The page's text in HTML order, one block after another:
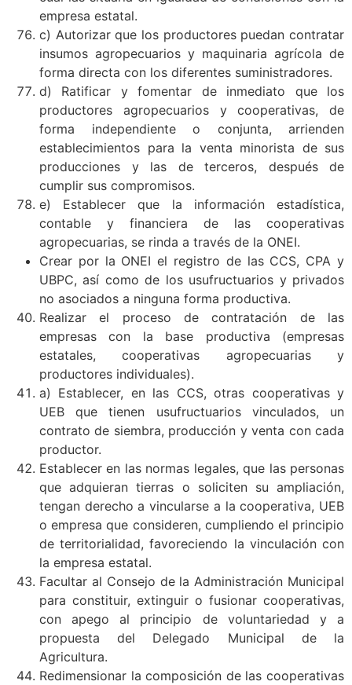
empresa estatal.
c) Autorizar que los productores puedan contratar
insumos agropecuarios y maquinaria agrícola de
forma directa con los diferentes suministradores.
d) Ratificar y fomentar de inmediato que los
productores agropecuarios y cooperativas, de
forma independiente o conjunta, arrienden
establecimientos para la venta minorista de sus
producciones y las de terceros, después de
cumplir sus compromisos.
e) Establecer que la información estadística,
contable y financiera de las cooperativas
agropecuarias, se rinda a través de la ONEI.
Crear por la ONEI el registro de las CCS, CPA y
UBPC, así como de los usufructuarios y privados
no asociados a ninguna forma productiva.
Realizar el proceso de contratación de las
empresas con la base productiva (empresas
estatales, cooperativas agropecuarias y
productores individuales).
a) Establecer, en las CCS, otras cooperativas y
UEB que tienen usufructuarios vinculados, un
contrato de siembra, producción y venta con cada
productor.
Establecer en las normas legales, que las personas
que adquieran tierras o soliciten su ampliación,
tengan derecho a vincularse a la cooperativa, UEB
o empresa que consideren, cumpliendo el principio
de territorialidad, favoreciendo la vinculación con
la empresa estatal.
Facultar al Consejo de la Administración Municipal
para constituir, extinguir o fusionar cooperativas,
con apego al principio de voluntariedad y a
propuesta del Delegado Municipal de la
Agricultura.
Redimensionar la composición de las cooperativas